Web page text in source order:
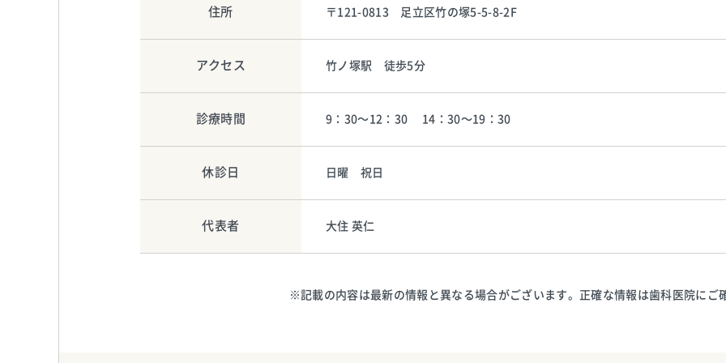
住所 〒121-0813 足立区竹の塚5-5-8-2F
アクセス 竹ノ塚駅 徒歩5分
診療時間 9：30〜12：30 14：30〜19：30
休診日 日曜 祝日
代表者 大住 英仁
※記載の内容は最新の情報と異なる場合がございます。正確な情報は歯科医院にご